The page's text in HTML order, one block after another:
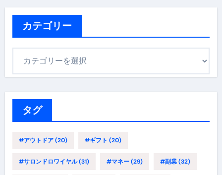
カテゴリー
タグ
#アウトドア(20) #ギフト (20)
#サロンドロワイヤル(31) #マネー(29) #副業(32)